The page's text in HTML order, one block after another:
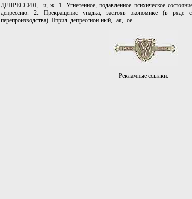
ДЕПРЕССИЯ, -и, ж. 1. Угнетенное, подавленное психическое
депрессию. 2. Прекращение упадка, застояв экономике (в ряде
перепроизводства). IIприл. депрессион-ный, -ая, -ое.
Рекламные ссылки: